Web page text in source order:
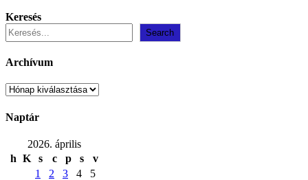
Keresés
Search
Archívum
Archívum
Naptár
2026. április
h K s c p s
v
1
2 3 4
5